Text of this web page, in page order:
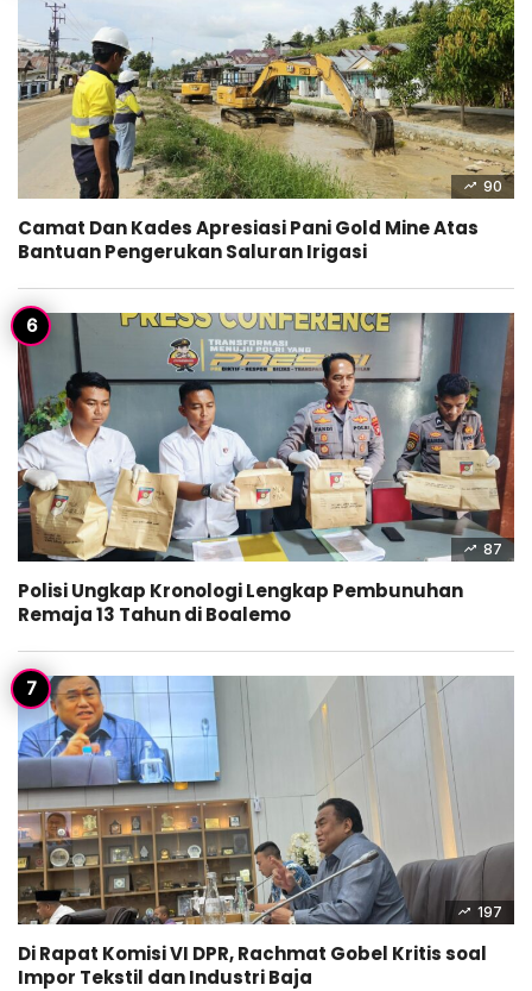
90
Camat Dan Kades Apresiasi Pani Gold Mine Atas
Bantuan Pengerukan Saluran Irigasi
87
Polisi Ungkap Kronologi Lengkap Pembunuhan
Remaja 13 Tahun di Boalemo
197
Di Rapat Komisi VI DPR, Rachmat Gobel Kritis soal
Impor Tekstil dan Industri Baja